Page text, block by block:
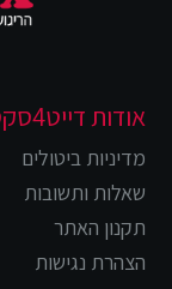
אודות דייט4סקס
מדיניות ביטולים
שאלות ותשובות
תקנון האתר
הצהרת נגישות